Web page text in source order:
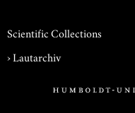
Scientific Collections
›Lautarchiv